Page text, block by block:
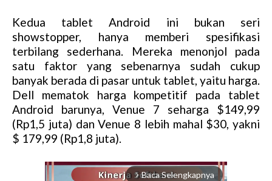
Kedua tablet Android ini bukan seri
showstopper, hanya memberi spesifikasi
terbilang sederhana. Mereka menonjol pada
satu faktor yang sebenarnya sudah cukup
banyak berada di pasar untuk tablet, yaitu harga.
Dell mematok harga kompetitif pada tablet
Android barunya, Venue 7 seharga $149,99
(Rp1,5 juta) dan Venue 8 lebih mahal $30, yakni
$ 179,99 (Rp1,8 juta).
arrow_forward_ios Baca Selengkapnya